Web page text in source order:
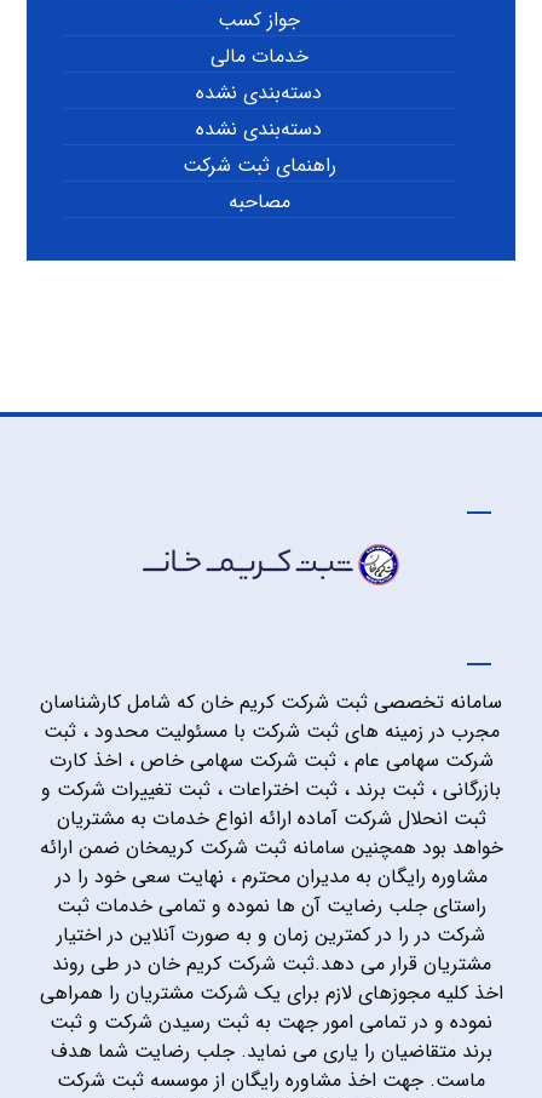
جواز کسب
خدمات مالی
دسته‌بندی نشده
دسته‌بندی نشده
راهنمای ثبت شرکت
مصاحبه
سامانه تخصصی ثبت شرکت کریم خان که شامل کارشناسان
مجرب در زمینه های ثبت شرکت با مسئولیت محدود ، ثبت
شرکت سهامی عام ، ثبت شرکت سهامی خاص ، اخذ کارت
بازرگانی ، ثبت برند ، ثبت اختراعات ، ثبت تغییرات شرکت و
ثبت انحلال شرکت آماده ارائه انواع خدمات به مشتریان
خواهد بود همچنین سامانه ثبت شرکت کریمخان ضمن ارائه
مشاوره رایگان به مدیران محترم ، نهایت سعی خود را در
راستای جلب رضایت آن ها نموده و تمامی خدمات ثبت
شرکت در را در کمترین زمان و به صورت آنلاین در اختیار
مشتریان قرار می دهد.ثبت شرکت کریم خان در طی روند
اخذ کلیه مجوزهای لازم برای یک شرکت مشتریان را همراهی
نموده و در تمامی امور جهت به ثبت رسیدن شرکت و ثبت
برند متقاضیان را یاری می نماید. جلب رضایت شما هدف
ماست. جهت اخذ مشاوره رایگان از موسسه ثبت شرکت